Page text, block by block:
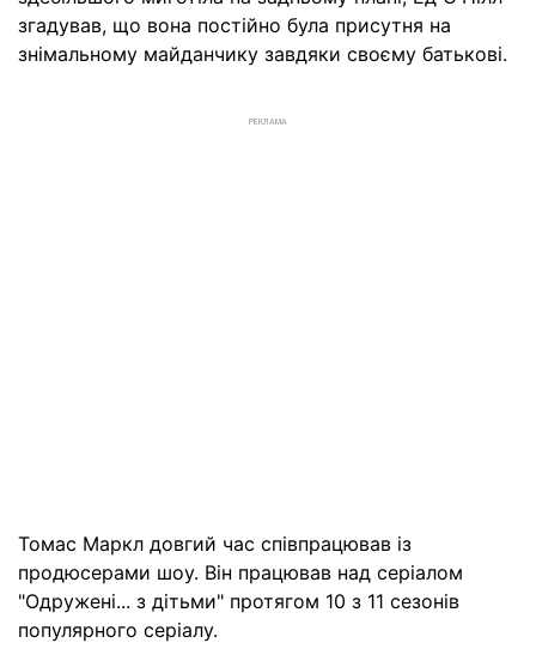
згадував, що вона постійно була присутня на
знімальному майданчику завдяки своєму батькові.
РЕКЛАМА
Томас Маркл довгий час співпрацював із
продюсерами шоу. Він працював над серіалом
"Одружені... з дітьми" протягом 10 з 11 сезонів
популярного серіалу.